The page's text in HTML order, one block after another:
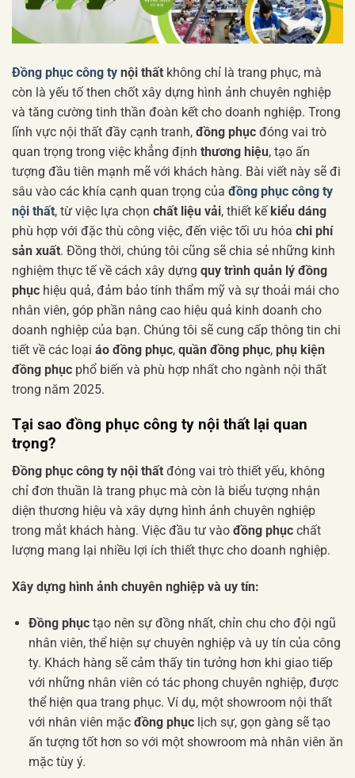
Đồng phục công ty nội thất không chỉ là trang phục, mà
còn là yếu tố then chốt xây dựng hình ảnh chuyên nghiệp
và tăng cường tinh thần đoàn kết cho doanh nghiệp. Trong
lĩnh vực nội thất đầy cạnh tranh, đồng phục đóng vai trò
quan trọng trong việc khẳng định thương hiệu, tạo ấn
tượng đầu tiên mạnh mẽ với khách hàng. Bài viết này sẽ đi
sâu vào các khía cạnh quan trọng của đồng phục công ty
nội thất, từ việc lựa chọn chất liệu vải, thiết kếkiểu dáng
phù hợp với đặc thù công việc, đến việc tối ưu hóa chi phí
sản xuất. Đồng thời, chúng tôi cũng sẽ chia sẻ những kinh
nghiệm thực tế về cách xây dựng quy trình quản lý đồng
phục hiệu quả, đảm bảo tính thẩm mỹ và sự thoải mái cho
nhân viên, góp phần nâng cao hiệu quả kinh doanh cho
doanh nghiệp của bạn. Chúng tôi sẽ cung cấp thông tin chi
tiết về các loại áo đồng phục, quần đồng phục, phụ kiện
đồng phục phổ biến và phù hợp nhất cho ngành nội thất
trong năm 2025.
Tại sao đồng phục công ty nội thất lại quan
trọng?
Đồng phục công ty nội thất đóng vai trò thiết yếu, không
chỉ đơn thuần là trang phục mà còn là biểu tượng nhận
diện thương hiệu và xây dựng hình ảnh chuyên nghiệp
trong mắt khách hàng. Việc đầu tư vào đồng phục chất
lượng mang lại nhiều lợi ích thiết thực cho doanh nghiệp.
Xây dựng hình ảnh chuyên nghiệp và uy tín:
Đồng phụctạo nên sự đồng nhất, chỉn chu cho đội ngũ
nhân viên, thể hiện sự chuyên nghiệp và uy tín của công
ty. Khách hàng sẽ cảm thấy tin tưởng hơn khi giao tiếp
với những nhân viên có tác phong chuyên nghiệp, được
thể hiện qua trang phục. Ví dụ, một showroom nội thất
với nhân viên mặc đồng phụclịch sự, gọn gàng sẽ tạo
ấn tượng tốt hơn so với một showroom mà nhân viên ăn
mặc tùy ý.